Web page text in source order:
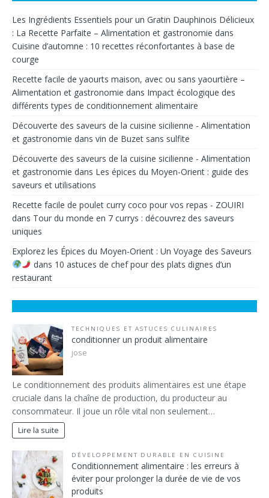
Les Ingrédients Essentiels pour un Gratin Dauphinois Délicieux
: La Recette Parfaite – Alimentation et gastronomie dans
Cuisine d’automne : 10 recettes réconfortantes à base de
courge
Recette facile de yaourts maison, avec ou sans yaourtière –
Alimentation et gastronomie dans Impact écologique des
différents types de conditionnement alimentaire
Découverte des saveurs de la cuisine sicilienne - Alimentation
et gastronomie dans vin de Buzet sans sulfite
Découverte des saveurs de la cuisine sicilienne - Alimentation
et gastronomie dans Les épices du Moyen-Orient : guide des
saveurs et utilisations
Recette facile de poulet curry coco pour vos repas - ZOUIRI
dans Tour du monde en 7 currys : découvrez des saveurs
uniques
Explorez les Épices du Moyen-Orient : Un Voyage des Saveurs
dans 10 astuces de chef pour des plats dignes d’un
restaurant
TECHNIQUES ET ASTUCES CULINAIRES
conditionner un produit alimentaire
jose
Le conditionnement des produits alimentaires est une étape
cruciale dans la chaîne de production, du producteur au
consommateur. Il joue un rôle vital non seulement…
Lire la suite
DÉVELOPPEMENT DURABLE EN CUISINE
Conditionnement alimentaire : les erreurs à
éviter pour prolonger la durée de vie de vos
produits